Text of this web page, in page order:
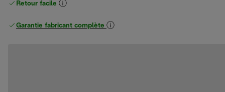
Retour facile
Garantie fabricant complète